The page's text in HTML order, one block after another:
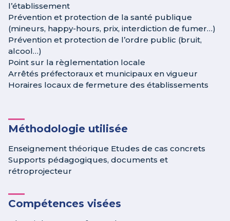
l’établissement
Prévention et protection de la santé publique
(mineurs, happy-hours, prix, interdiction de fumer…)
Prévention et protection de l’ordre public (bruit,
alcool…)
Point sur la règlementation locale
Arrêtés préfectoraux et municipaux en vigueur
Horaires locaux de fermeture des établissements
Méthodologie utilisée
Enseignement théorique Etudes de cas concrets
Supports pédagogiques, documents et
rétroprojecteur
Compétences visées